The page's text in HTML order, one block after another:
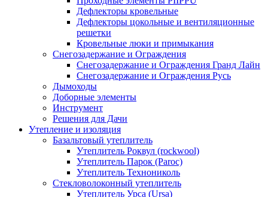
Дефлекторы кровельные
Дефлекторы цокольные и вентиляционные
решетки
Кровельные люки и примыкания
Снегозадержание и Ограждения
Снегозадержание и Ограждения Гранд Лайн
Снегозадержание и Ограждения Русь
Дымоходы
Доборные элементы
Инструмент
Решения для Дачи
Утепление и изоляция
Базальтовый утеплитель
Утеплитель Роквул (rockwool)
Утеплитель Парок (Paroc)
Утеплитель Технониколь
Стекловолоконный утеплитель
Утеплитель Урса (Ursa)